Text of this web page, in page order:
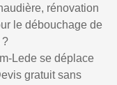
rénovation
le débouchage de
?
Lede se déplace
gratuit sans